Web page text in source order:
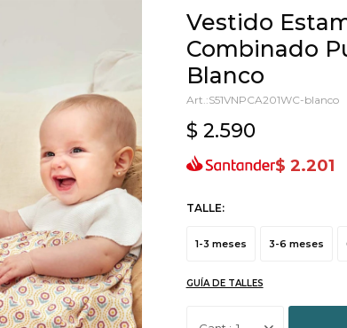
Vestido
Combinado
Blanco
S51VNPCA201WC-blanco
$ 2.590
$ 2.201
TALLE:
1-3 meses 3-6 meses
GUÍA DE TALLES